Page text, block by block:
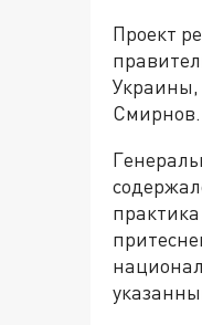
Проект
Украины,
Смирнов.